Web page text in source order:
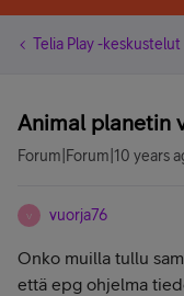
Telia Play -keskustelut
Animal planetin
Forum|Forum|10 years
V vuorja76
Onko muilla tullu
että epg ohjelma